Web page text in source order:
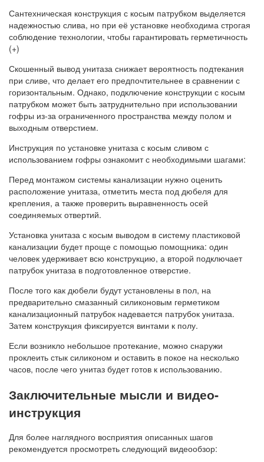
Сантехническая конструкция с косым патрубком выделяется
надежностью слива, но при её установке необходима строгая
соблюдение технологии, чтобы гарантировать герметичность
(+)
Скошенный вывод унитаза снижает вероятность подтекания
при сливе, что делает его предпочтительнее в сравнении с
горизонтальным. Однако, подключение конструкции с косым
патрубком может быть затруднительно при использовании
гофры из-за ограниченного пространства между полом и
выходным отверстием.
Инструкция по установке унитаза с косым сливом с
использованием гофры ознакомит с необходимыми шагами:
Перед монтажом системы канализации нужно оценить
расположение унитаза, отметить места под дюбеля для
крепления, а также проверить выравненность осей
соединяемых отвертий.
Установка унитаза с косым выводом в систему пластиковой
канализации будет проще с помощью помощника: один
человек удерживает всю конструкцию, а второй подключает
патрубок унитаза в подготовленное отверстие.
После того как дюбели будут установлены в пол, на
предварительно смазанный силиконовым герметиком
канализационный патрубок надевается патрубок унитаза.
Затем конструкция фиксируется винтами к полу.
Если возникло небольшое протекание, можно снаружи
проклеить стык силиконом и оставить в покое на несколько
часов, после чего унитаз будет готов к использованию.
Заключительные мысли и видео-
инструкция
Для более наглядного восприятия описанных шагов
рекомендуется просмотреть следующий видеообзор: